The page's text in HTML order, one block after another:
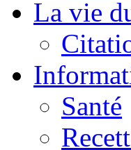
La vie
Santé